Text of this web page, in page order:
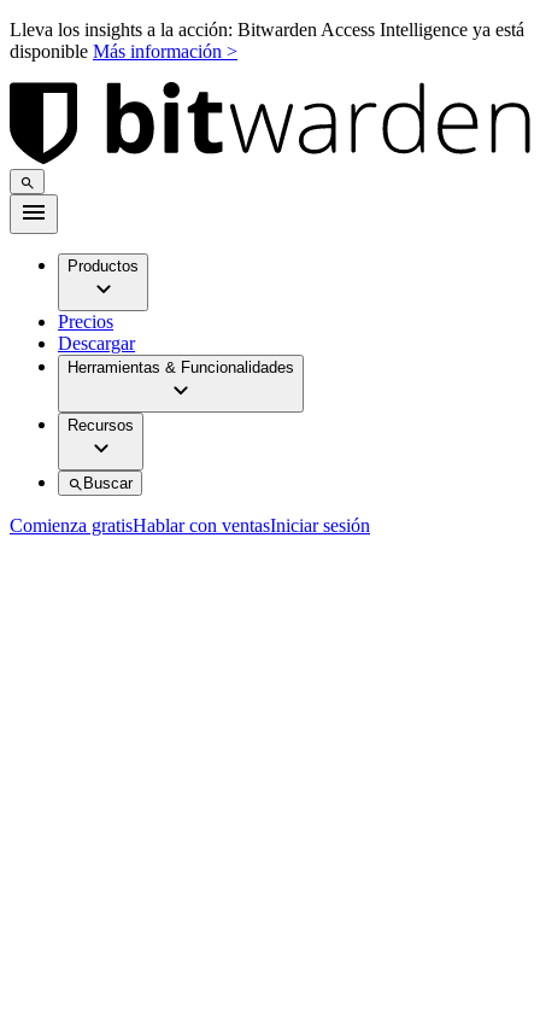
Lleva los insights a la acción: Bitwarden Access Intelligence ya está
disponible Más información >
Productos
Precios
Descargar
Herramientas & Funcionalidades
Recursos
Buscar
Comienza gratisHablar con ventasIniciar sesión